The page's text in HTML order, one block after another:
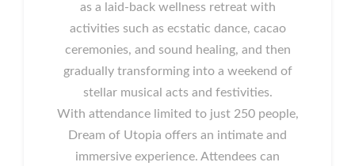
as a laid-back wellness retreat with
activities such as ecstatic dance, cacao
ceremonies, and sound healing, and then
gradually transforming into a weekend of
stellar musical acts and festivities.
With attendance limited to just 250 people,
Dream of Utopia offers an intimate and
immersive experience. Attendees can